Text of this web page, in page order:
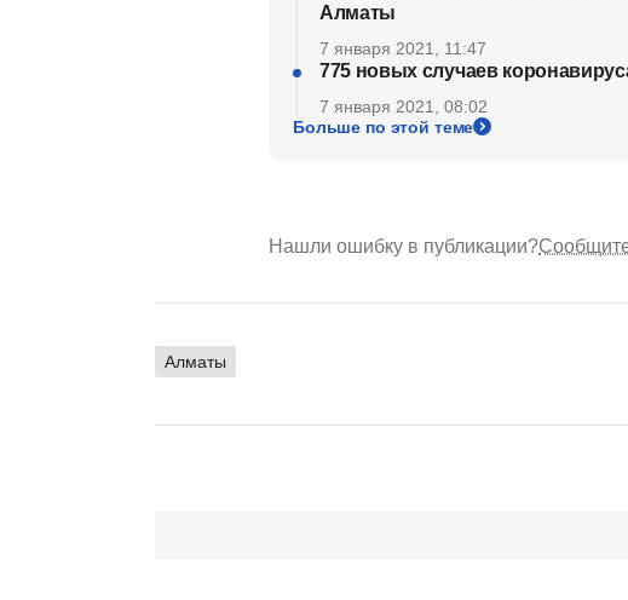
Алматы
7 января 2021, 11:47
775 новых случаев
7 января 2021, 08:02
Больше по этой теме
Нашли ошибку в публикации?
Алматы